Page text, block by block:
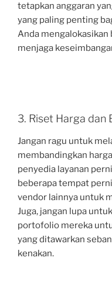
tetapkan anggaran
yang paling penting
Anda mengalokasikan
menjaga
3. Riset Harga dan
Jangan ragu untuk
membandingkan
penyedia layanan
beberapa tempat
vendor lainnya untuk
Juga, jangan lupa
portofolio mereka
yang ditawarkan
kenakan.